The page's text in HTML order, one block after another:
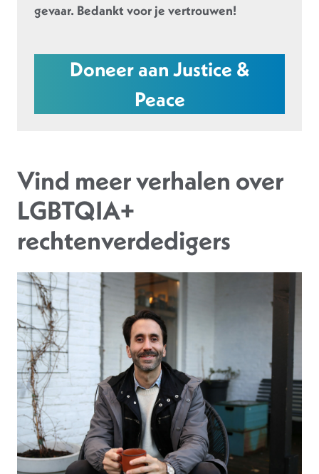
gevaar. Bedankt voor je vertrouwen!
Doneer aan Justice &
Peace
Vind meer verhalen over
LGBTQIA+
rechtenverdedigers